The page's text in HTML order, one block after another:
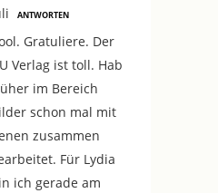
ANTWORTEN
Gratuliere. Der
Verlag ist toll. Hab
im Bereich
schon mal mit
zusammen
Für Lydia
ich gerade am